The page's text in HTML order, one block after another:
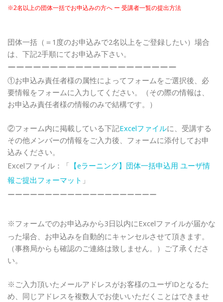
※2名以上の団体一括でお申込みの方へ ー 受講者一覧の提出方法
団体一括（＝1度のお申込みで2名以上をご登録したい）場合
は、下記2手順にてお申込み下さい。
ーーーーーーーーーーーーーーーーーーーー
①お申込み責任者様の属性によってフォームをご選択後、必
要情報をフォームに入力してください。（その際の情報は、
お申込み責任者様の情報のみで結構です。）
②フォーム内に掲載している下記Excelファイルに、受講する
その他メンバーの情報をご入力後、フォームに添付してお申
込みください。
Excelファイル：「 【eラーニング】団体一括申込用 ユーザ情
報ご提出フォーマット 」
ーーーーーーーーーーーーーーーーーーーー
※フォームでのお申込みから3日以内にExcelファイルが届かな
った場合、お申込みを自動的にキャンセルさせて頂きます。
（事務局からも確認のご連絡は致しません。）ご了承くださ
い。
※ご入力頂いたメールアドレスがお客様のユーザIDとなるた
め、同じアドレスを複数人でお使いいただくことはできませ